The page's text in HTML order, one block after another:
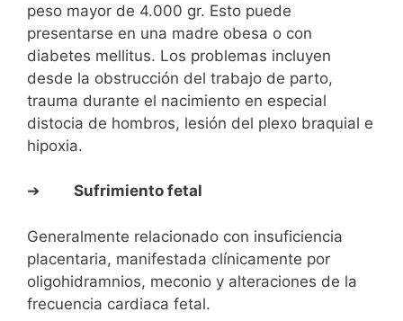
peso mayor de 4.000 gr. Esto puede
presentarse en una madre obesa o con
diabetes mellitus. Los problemas incluyen
desde la obstrucción del trabajo de parto,
trauma durante el nacimiento en especial
distocia de hombros, lesión del plexo braquial e
hipoxia.
➔ Sufrimiento fetal
Generalmente relacionado con insuficiencia
placentaria, manifestada clínicamente por
oligohidramnios, meconio y alteraciones de la
frecuencia cardiaca fetal.